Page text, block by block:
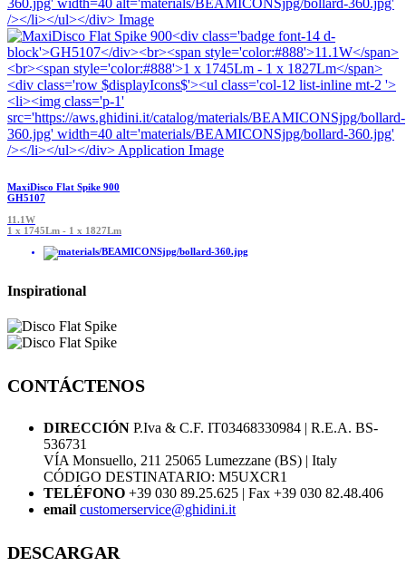
MaxiDisco Flat Spike 900
GH5107
11.1W
1 x 1745Lm - 1 x 1827Lm
Inspirational
CONTÁCTENOS
DIRECCIÓN P.Iva & C.F. IT03468330984 | R.E.A. BS-
536731
VÍA Monsuello, 211 25065 Lumezzane (BS) | Italy
CÓDIGO DESTINATARIO: M5UXCR1
TELÉFONO +39 030 89.25.625 | Fax +39 030 82.48.406
email customerservice@ghidini.it
DESCARGAR